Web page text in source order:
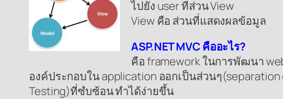
ไปยัง user ที่ส่วน View
View คือ ส่วนที่แสดงผลข้อมูล
ASP.NET MVC คืออะไร?
คือ framework ในการพัฒนา
องค์ประกอบใน application ออกเป็นส่วนๆ
Testing)ที่ซํบซ้อน ทำได้ง่ายขึ้น